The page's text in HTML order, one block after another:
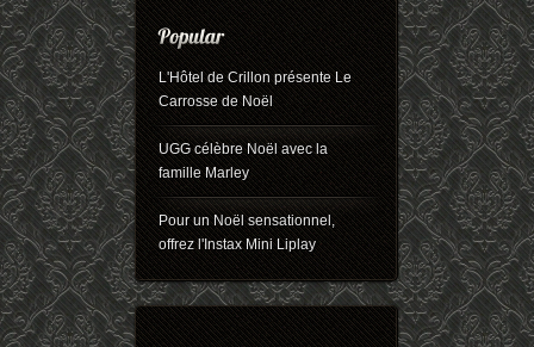
L'Hôtel de Crillon présente Le
Carrosse de Noël
UGG célèbre Noël avec la
famille Marley
Pour un Noël sensationnel,
offrez l'Instax Mini Liplay